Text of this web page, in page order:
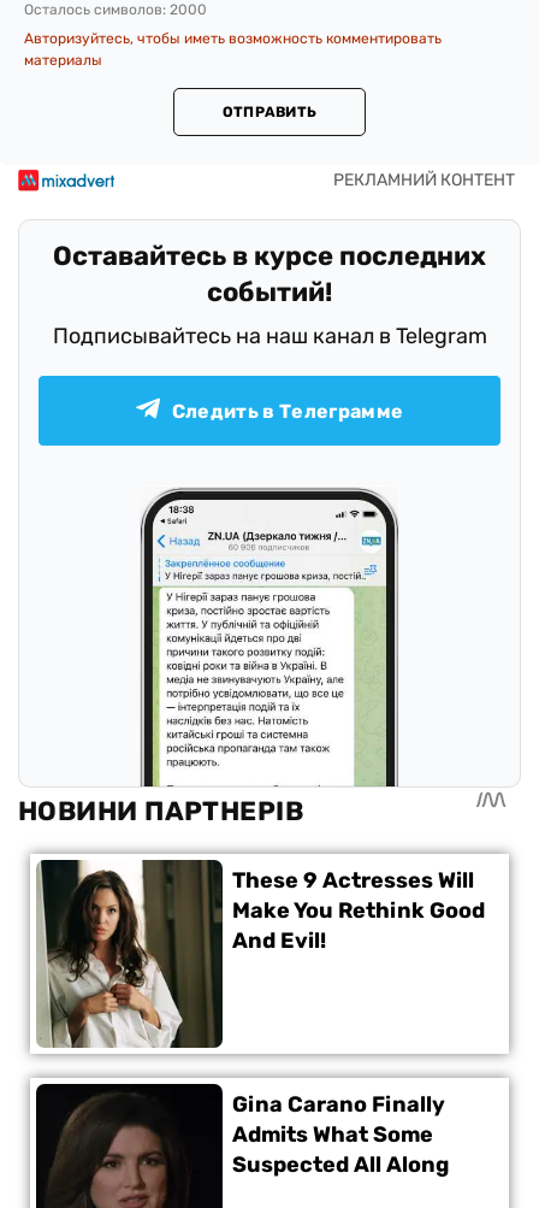
Осталось символов: 2000
Авторизуйтесь, чтобы иметь возможность комментировать
материалы
ОТПРАВИТЬ
Оставайтесь в курсе последних
событий!
Подписывайтесь на наш канал в Telegram
Следить в Телеграмме